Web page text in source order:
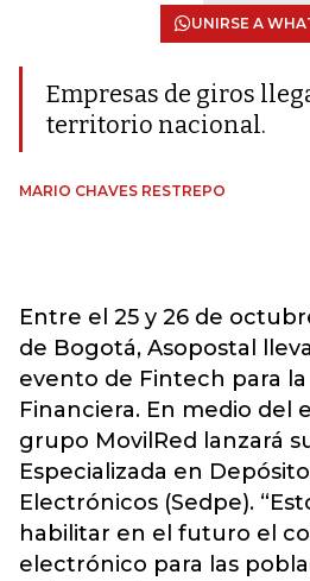
UNIRSE A
Empresas de giros
territorio nacional.
MARIO CHAVES RESTREPO
Entre el 25 y 26 de
de Bogotá, Asopostal
evento de Fintech para
Financiera. En medio del
grupo MovilRed lanzará
Especializada en
Electrónicos (Sedpe).
habilitar en el futuro el
electrónico para las